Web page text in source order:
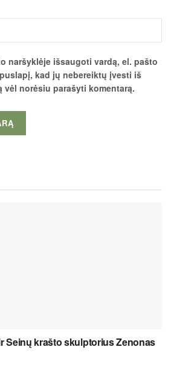
naršyklėje išsaugoti vardą, el. pašto
kad jų nebereiktų įvesti iš
vėl norėsiu parašyti komentarą.
Seinų krašto skulptorius Zenonas